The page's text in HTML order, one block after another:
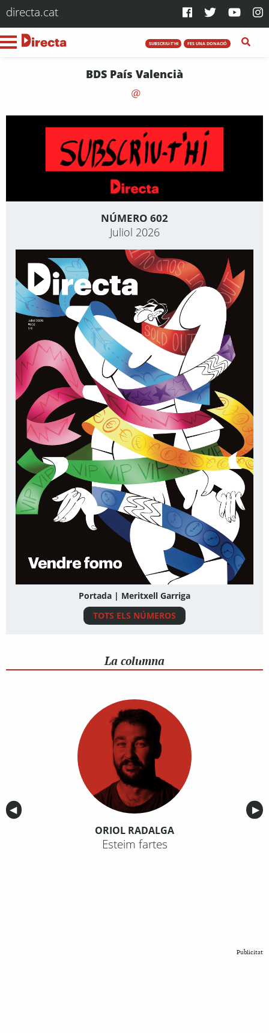
directa.cat
SUBSCRIU-T'HI FES UNA DONACIÓ
BDS País Valencià
NÚMERO 602
Juliol 2026
Portada | Meritxell Garriga
TOTS ELS NÚMEROS
La columna
Anterior
◀︎ ▶︎
ORIOL RADALGA
Esteim fartes
Publicitat